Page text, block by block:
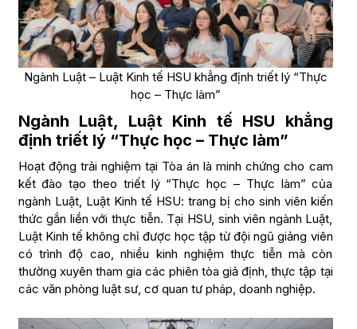
Ngành Luật – Luật Kinh tế HSU khẳng định triết lý “Thực
học – Thực làm”
Ngành Luật, Luật Kinh tế HSU khẳng
định triết lý “Thực học – Thực làm”
Hoạt động trải nghiệm tại Tòa án là minh chứng cho cam
kết đào tạo theo triết lý “Thực học – Thực làm” của
ngành Luật, Luật Kinh tế HSU: trang bị cho sinh viên kiến
thức gắn liền với thực tiễn. Tại HSU, sinh viên ngành Luật,
Luật Kinh tế không chỉ được học tập từ đội ngũ giảng viên
có trình độ cao, nhiều kinh nghiệm thực tiễn mà còn
thường xuyên tham gia các phiên tòa giả định, thực tập tại
các văn phòng luật sư, cơ quan tư pháp, doanh nghiệp.